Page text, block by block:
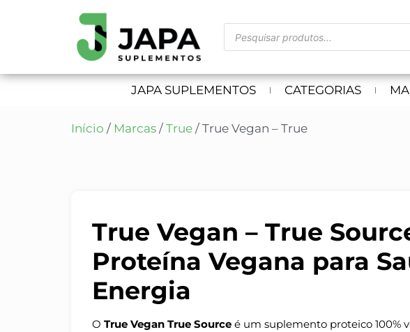
JAPA SUPLEMENTOS CATEGORIAS
Início / Marcas / True / True Vegan – True
True Vegan – True
Proteína Vegana para
Energia
O True Vegan True Source é um suplemento proteico 100%